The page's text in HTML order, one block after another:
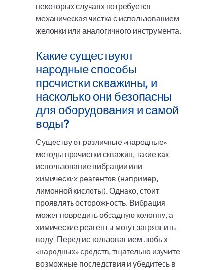
некоторых случаях потребуется
механическая чистка с использованием
желонки или аналогичного инструмента.
Какие существуют
народные способы
прочистки скважины, и
насколько они безопасны
для оборудования и самой
воды?
Существуют различные «народные»
методы прочистки скважин, такие как
использование вибрации или
химических реагентов (например,
лимонной кислоты). Однако, стоит
проявлять осторожность. Вибрация
может повредить обсадную колонну, а
химические реагенты могут загрязнить
воду. Перед использованием любых
«народных» средств, тщательно изучите
возможные последствия и убедитесь в